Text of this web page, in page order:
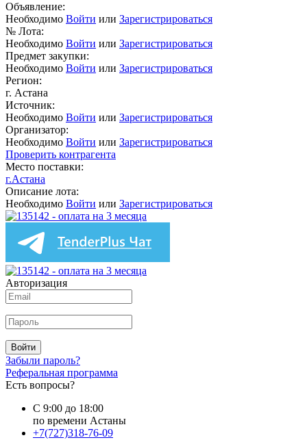
Объявление:
Необходимо Войти или Зарегистрироваться
№ Лота:
Необходимо Войти или Зарегистрироваться
Предмет закупки:
Необходимо Войти или Зарегистрироваться
Регион:
г. Астана
Источник:
Необходимо Войти или Зарегистрироваться
Организатор:
Необходимо Войти или Зарегистрироваться
Проверить контрагента
Место поставки:
г.Астана
Описание лота:
Необходимо Войти или Зарегистрироваться
Авторизация
Войти
Забыли пароль?
Реферальная программа
Есть вопросы?
С 9:00 до 18:00
по времени Астаны
+7(727)318-76-09